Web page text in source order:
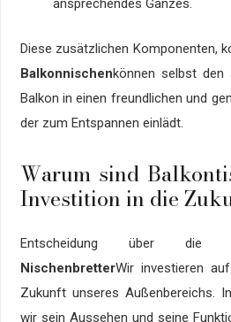
ansprechendes Ganzes.
Diese zusätzlichen Komponenten,
Balkonnischenkönnen selbst den
Balkon in einen freundlichen und
der zum Entspannen einlädt.
Warum sind
Investition in die
Entscheidung über die
NischenbretterWir investieren
Zukunft unseres Außenbereichs.
wir sein Aussehen und seine